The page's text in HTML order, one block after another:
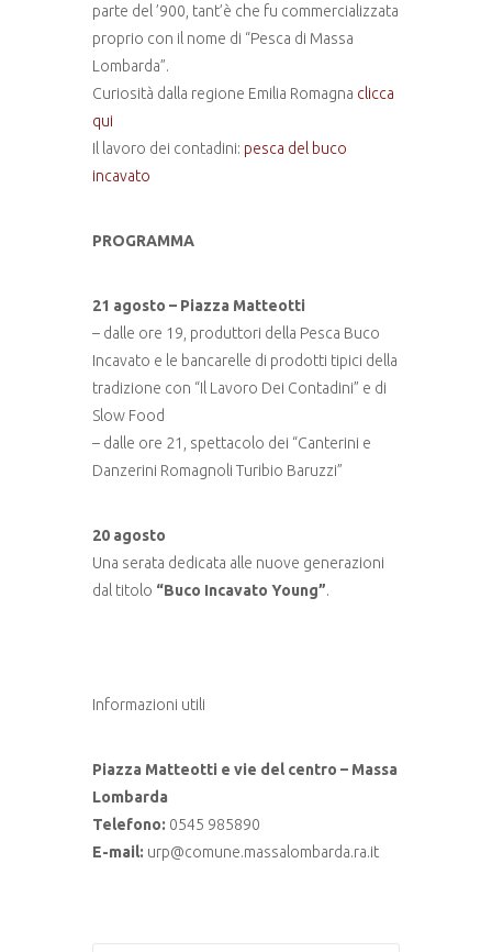
parte del ’900, tant’è che fu commercializzata
proprio con il nome di “Pesca di Massa
Lombarda”.
Curiosità dalla regione Emilia Romagna clicca
qui
Il lavoro dei contadini: pesca del buco
incavato
PROGRAMMA
21 agosto – Piazza Matteotti
– dalle ore 19, produttori della Pesca Buco
Incavato e le bancarelle di prodotti tipici della
tradizione con “Il Lavoro Dei Contadini” e di
Slow Food
– dalle ore 21, spettacolo dei “Canterini e
Danzerini Romagnoli Turibio Baruzzi”
20 agosto
Una serata dedicata alle nuove generazioni
dal titolo “Buco Incavato Young”.
Informazioni utili
Piazza Matteotti e vie del centro – Massa
Lombarda
Telefono: 0545 985890
E-mail: urp@comune.massalombarda.ra.it